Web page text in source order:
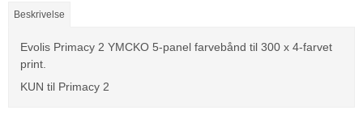
Beskrivelse
Evolis Primacy 2 YMCKO 5-panel farvebånd til 300 x 4-farvet
print.
KUN til Primacy 2